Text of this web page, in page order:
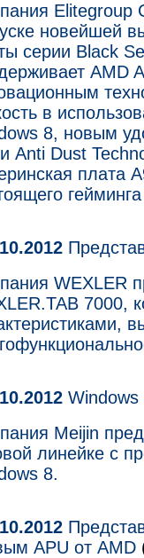
Elitegroup
новейшей
серии Black
AMD
в
8, новым
Anti Dust
плата
WEXLER
7000,
Meijin
линейке с
8.
APU от AMD